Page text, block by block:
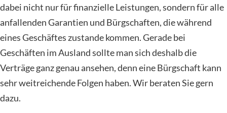
dabei nicht nur für finanzielle Leistungen, sondern für alle
anfallenden Garantien und Bürgschaften, die während
eines Geschäftes zustande kommen. Gerade bei
Geschäften im Ausland sollte man sich deshalb die
Verträge ganz genau ansehen, denn eine Bürgschaft kann
sehr weitreichende Folgen haben. Wir beraten Sie gern
dazu.